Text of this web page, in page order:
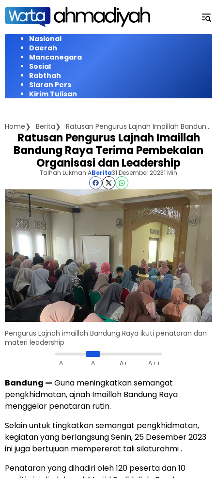
Langsung
konten
Nasional
Daerah
Mancanegara
Sosial
Rabthah
Siaran Pers
Kirim Tulisan
Home Berita Ratusan Pengurus Lajnah Imaillah Bandung Raya Terima Pembekalan Organisasi dan Leadership
Ratusan Pengurus Lajnah Imaillah
Bandung Raya Terima Pembekalan
Organisasi dan Leadership
Talhah Lukman ABerita31 Desember 20231 Min
Pengurus Lajnah imaillah Bandung Raya ikuti penataran dan
materi leadership
A- A A+ A++
Bandung — Guna meningkatkan semangat
pengkhidmatan, ajnah Imaillah Bandung Raya
menggelar penataran rutin.
Selain untuk tingkatkan semangat pengkhidmatan,
kegiatan yang berlangsung Senin, 25 Desember 2023
ini juga bertujuan mempererat tali silaturahmi .
Penataran yang dihadiri oleh 120 peserta dan 10